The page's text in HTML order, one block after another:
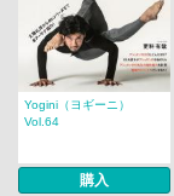
Yogini（ヨギーニ）
Vol.64
購入